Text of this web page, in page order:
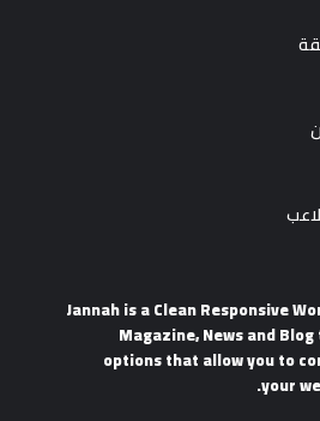
Jannah is a Clean Responsive
Magazine, News and
options that allow you to
your